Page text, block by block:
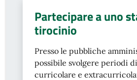
Partecipare a uno
tirocinio
Presso le pubbliche
possibile svolgere periodi
curricolare e